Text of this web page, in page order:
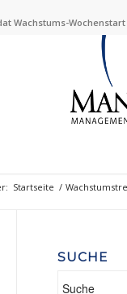
Wachstums-Wochenstart
Startseite /
SUCHE